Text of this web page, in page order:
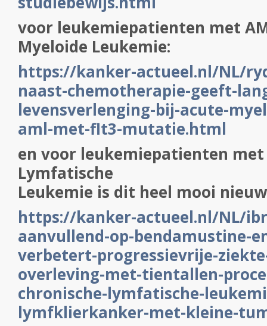
voor leukemiepatienten met
Myeloide Leukemie:
https://kanker-actueel.nl/NL/
naast-chemotherapie-geeft-
levensverlenging-bij-acute-
aml-met-flt3-mutatie.html
en voor leukemiepatienten met
Lymfatische
Leukemie is dit heel mooi
https://kanker-actueel.nl/NL/
aanvullend-op-bendamustine-
verbetert-progressievrije-
overleving-met-tientallen-
chronische-lymfatische-
lymfklierkanker-met-kleine-